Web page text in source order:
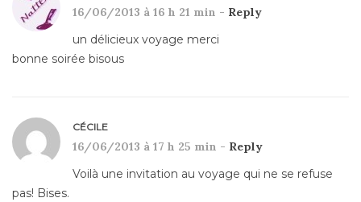
16/06/2013 à 16 h 21 min - Reply
un délicieux voyage merci
bonne soirée bisous
CÉCILE
16/06/2013 à 17 h 25 min - Reply
Voilà une invitation au voyage qui ne se refuse
pas! Bises.